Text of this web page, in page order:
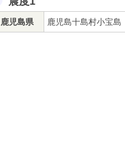
鹿児島県 鹿児島十島村小宝島